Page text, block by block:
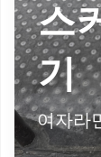
스
기
여자라